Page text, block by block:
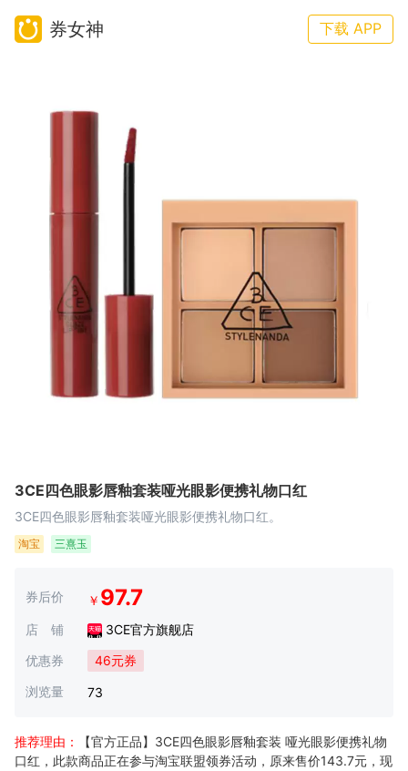
券女神 下载 APP
3CE四色眼影唇釉套装哑光眼影便携礼物口红
3CE四色眼影唇釉套装哑光眼影便携礼物口红。
淘宝 三熹玉
券后价 ￥ 97.7
店 铺
3CE官方旗舰店
优惠券
46元券
浏览量
73
推荐理由：
【官方正品】3CE四色眼影唇釉套装 哑光眼影便携礼物
口红，此款商品正在参与淘宝联盟领券活动，原来售价143.7元，现